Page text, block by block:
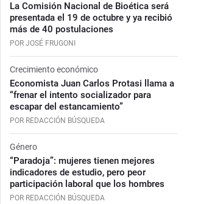
La Comisión Nacional de Bioética será
presentada el 19 de octubre y ya recibió
más de 40 postulaciones
POR JOSÉ FRUGONI
Crecimiento económico
Economista Juan Carlos Protasi llama a
“frenar el intento socializador para
escapar del estancamiento”
POR REDACCIÓN BÚSQUEDA
Género
“Paradoja”: mujeres tienen mejores
indicadores de estudio, pero peor
participación laboral que los hombres
POR REDACCIÓN BÚSQUEDA